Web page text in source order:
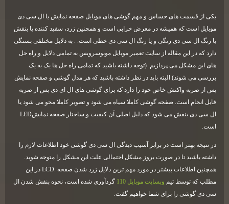
یکی از قسمت های حساس و مهم گوشی های موبایل صفحه نمایش یا ال سی دی
موبایل است که همیشه در معرض خرابی است و همچنین زرد، سفید کننده یا بنفش
یا رنگ ال سی دی رنگی و یا رنگ ال سی دی خطی است. . به دلایل مختلفی بستگی
دارد که در این مقاله از سایت تعمیر موبایل موبوسرویس به تمامی دلایل و راه حل
های این مشکل می پردازیم. (توجه داشته باشید که تمامی راه حل ها یک به یک
بررسی می شوند) البته باید در نظر داشته باشید که هر مدل گوشی و صفحه نمایش
پس از ضربه واکنش خاص خود را دارد که برای گوشی های ال ای دی پس از ضربه
قابل انجام است. صفحه گوشی کاملا سیاه می شود و تصویر کاملا محو می شود یا
ال سی دی بنفش می شود که دلیل اصلی آن کیفیت و ساختار صفحه نمایشLED
است.
در نتیجه بهتر است در برابر آسیب دیدگی ال سی دی گوشی خود اطلاعات لازم را
داشته باشید تا در صورت بروز مشکل احتمالی علت این مشکل را متوجه شوید.
همچنین اطلاعات بیشتر در مورد مهم ترین دلایل زرد شدن صفحهLCD.در این
مطلب که توسط تیموبسایت موبایل 110
گردآوری شده است، نحوه بنفش شدن ال
سی دی گوشی را برای شما خواهیم گفت.